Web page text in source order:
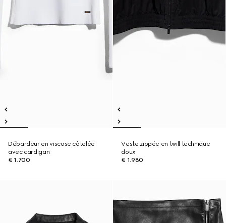
Débardeur en viscose côtelée
avec cardigan
€ 1.700
Veste zippée en twill technique
doux
€ 1.980